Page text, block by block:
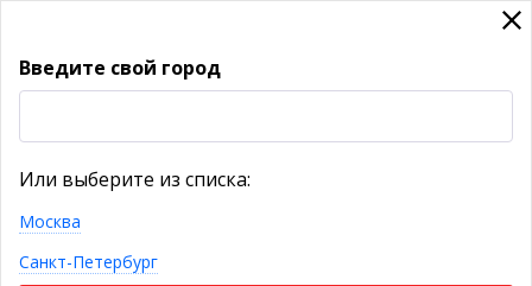
Введите свой город
Или выберите из списка:
Москва
Санкт-Петербург